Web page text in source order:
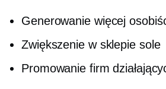
Generowanie więcej
Zwiększenie w sklepiesole
Promowanie firm